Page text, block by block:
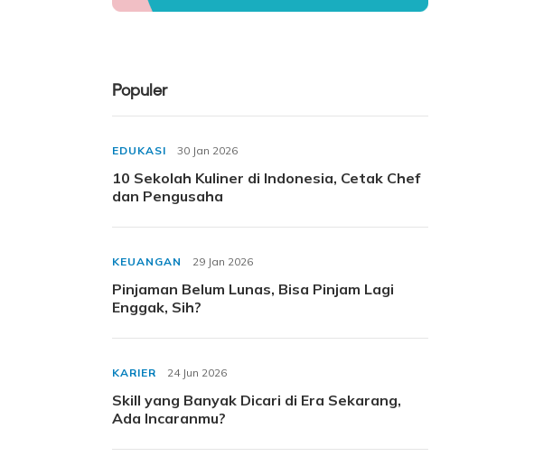
Populer
EDUKASI 30 Jan 2026
10 Sekolah Kuliner di Indonesia, Cetak Chef
dan Pengusaha
KEUANGAN 29 Jan 2026
Pinjaman Belum Lunas, Bisa Pinjam Lagi
Enggak, Sih?
KARIER 24 Jun 2026
Skill yang Banyak Dicari di Era Sekarang,
Ada Incaranmu?